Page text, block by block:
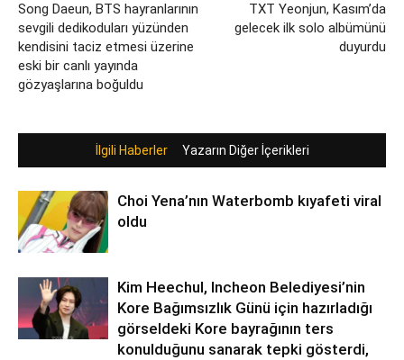
Song Daeun, BTS hayranlarının
sevgili dedikoduları yüzünden
kendisini taciz etmesi üzerine
eski bir canlı yayında
gözyaşlarına boğuldu
TXT Yeonjun, Kasım’da
gelecek ilk solo albümünü
duyurdu
İlgili Haberler Yazarın Diğer İçerikleri
Choi Yena’nın Waterbomb kıyafeti viral
oldu
Kim Heechul, Incheon Belediyesi’nin
Kore Bağımsızlık Günü için hazırladığı
görseldeki Kore bayrağının ters
konulduğunu sanarak tepki gösterdi,